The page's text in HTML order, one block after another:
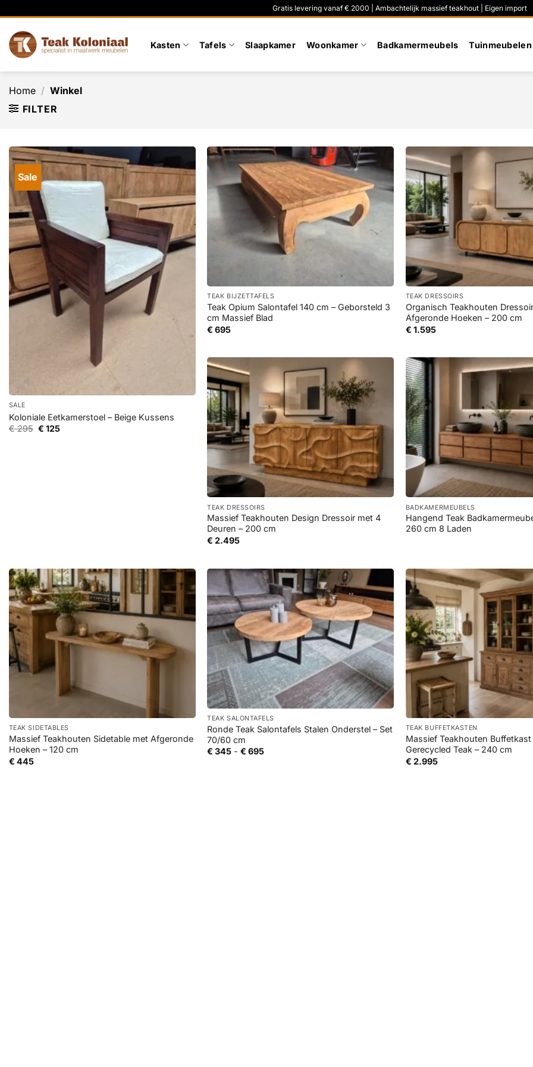
naar
inhoud
Gratis levering vanaf € 2000 | Ambachtelijk massief teakhout | Eigen import
Kasten Tafels Slaapkamer Woonkamer Badkamermeubels Tuinmeubelen
Home / Winkel
FILTER
Sale
SALE
Koloniale Eetkamerstoel – Beige Kussens
€295 Oorspronkelijke
€ 125Huidige
TEAK BIJZETTAFELS
Teak Opium Salontafel 140 cm – Geborsteld 3
cm Massief Blad
€ 695
+
TEAK DRESSOIRS
Organisch Teakhouten
Afgeronde Hoeken – 200 cm
€ 1.595
+
TEAK DRESSOIRS
Massief Teakhouten Design Dressoir met 4
Deuren – 200 cm
€ 2.495
+
BADKAMERMEUBELS
Hangend Teak
260 cm 8 Laden
TEAK SIDETABLES
Massief Teakhouten Sidetable met Afgeronde
Hoeken – 120 cm
€ 445
+
TEAK SALONTAFELS
Ronde Teak Salontafels Stalen Onderstel – Set
70/60 cm
€ 345 - € 695Prijsklasse:
+
TEAK BUFFETKASTEN
Massief Teakhouten Buffetkast
Gerecycled Teak – 240 cm
€ 2.995